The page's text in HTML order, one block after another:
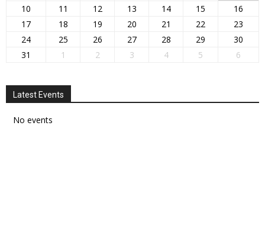
10 11 12 13 14 15
16
17
18 19 20 21 22
23
24
25 26 27 28 29
30
31
1 2 3 4 5 6
Latest Events
No events